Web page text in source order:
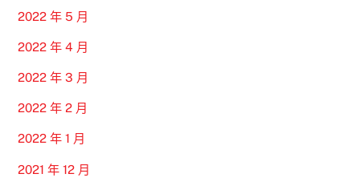
2022 年 5 月
2022 年 4 月
2022 年 3 月
2022 年 2 月
2022 年 1 月
2021 年 12 月